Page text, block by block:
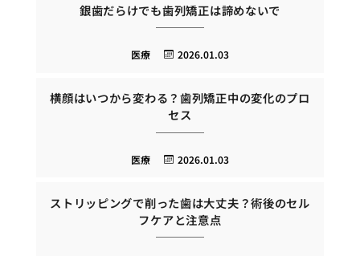
銀歯だらけでも歯列矯正は諦めないで
2026.01.03
医療
横顔はいつから変わる？歯列矯正中の変化のプロ
セス
2026.01.03
医療
ストリッピングで削った歯は大丈夫？術後のセル
フケアと注意点